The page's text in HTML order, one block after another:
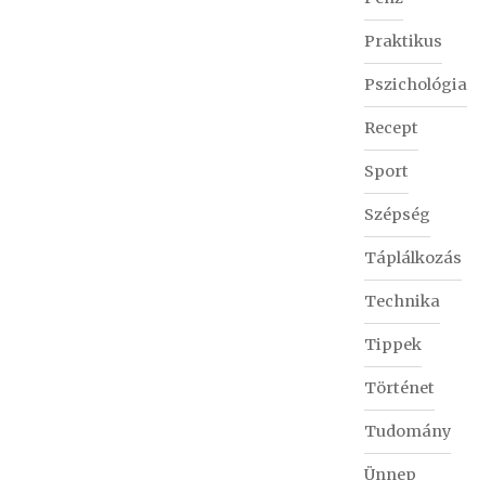
Praktikus
Pszichológia
Recept
Sport
Szépség
Táplálkozás
Technika
Tippek
Történet
Tudomány
Ünnep